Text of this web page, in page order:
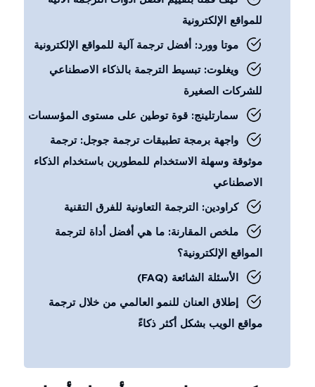
للمواقع الإلكترونية
موتا وورد: أفضل ترجمة آلية للمواقع الإلكترونية
ويغلوت: تبسيط الترجمة بالذكاء الاصطناعي
للشركات الصغيرة
سمارتلينج: قوة توطين على مستوى المؤسسات
واجهة برمجة تطبيقات ترجمة جوجل: ترجمة
موثوقة وسهلة الاستخدام للمطورين باستخدام الذكاء
الاصطناعي
كراودين: الترجمة التعاونية للفرق التقنية
ملخص المقارنة: ما هي أفضل أداة لترجمة
المواقع الإلكترونية؟
الأسئلة الشائعة (FAQ)
إطلاق العنان للنمو العالمي من خلال ترجمة
مواقع الويب بشكل أكثر ذكاءً